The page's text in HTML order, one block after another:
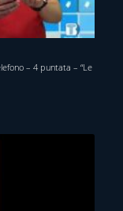
– 4 puntata – “Le